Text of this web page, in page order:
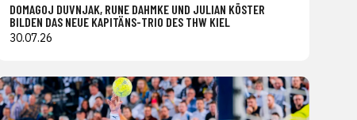
DOMAGOJ DUVNJAK, RUNE DAHMKE UND JULIAN KÖSTER
BILDEN DAS NEUE KAPITÄNS-TRIO DES THW KIEL
30.07.26